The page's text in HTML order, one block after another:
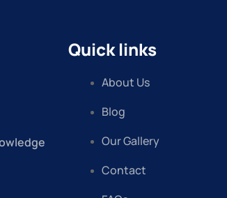
Quick links
About Us
Blog
Our Gallery
Contact